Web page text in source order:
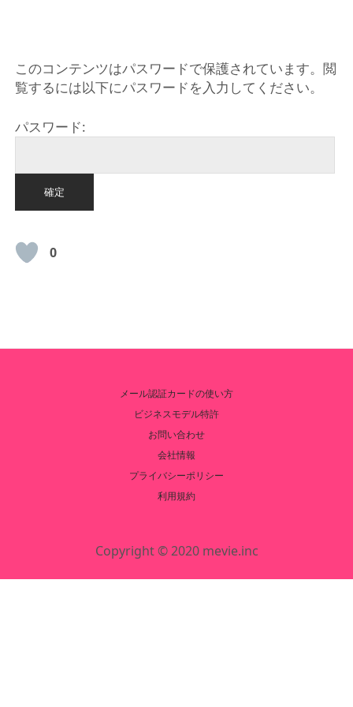
このコンテンツはパスワードで保護されています。閲
覧するには以下にパスワードを入力してください。
パスワード:
0
メール認証カードの使い方
ビジネスモデル特許
お問い合わせ
会社情報
プライバシーポリシー
利用規約
Copyright © 2020 mevie.inc